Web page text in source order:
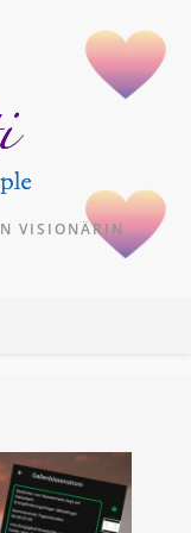
VISIONÄRIN